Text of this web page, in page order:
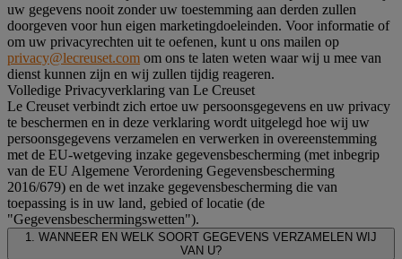
uw gegevens nooit zonder uw toestemming aan derden zullen
doorgeven voor hun eigen marketingdoeleinden. Voor informatie of
om uw privacyrechten uit te oefenen, kunt u ons mailen op
privacy@lecreuset.com om ons te laten weten waar wij u mee van
dienst kunnen zijn en wij zullen tijdig reageren.
Volledige Privacyverklaring van Le Creuset
Le Creuset verbindt zich ertoe uw persoonsgegevens en uw privacy
te beschermen en in deze verklaring wordt uitgelegd hoe wij uw
persoonsgegevens verzamelen en verwerken in overeenstemming
met de EU-wetgeving inzake gegevensbescherming (met inbegrip
van de EU Algemene Verordening Gegevensbescherming
2016/679) en de wet inzake gegevensbescherming die van
toepassing is in uw land, gebied of locatie (de
"Gegevensbeschermingswetten").
1. WANNEER EN WELK SOORT GEGEVENS VERZAMELEN WIJ
VAN U?